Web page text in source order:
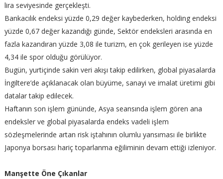
lira seviyesinde gerçekleşti.
Bankacılık endeksi yüzde 0,29 değer kaybederken, holding endeksi
yüzde 0,67 değer kazandığı günde, Sektör endeksleri arasında en
fazla kazandıran yüzde 3,08 ile turizm, en çok gerileyen ise yüzde
4,34 ile spor olduğu görülüyor.
Bugün, yurtiçinde sakin veri akışı takip edilirken, global piyasalarda
İngiltere’de açıklanacak olan büyüme, sanayi ve imalat üretimi gibi
datalar takip edilecek.
Haftanın son işlem gününde, Asya seansında işlem gören ana
endeksler ve global piyasalarda endeks vadeli işlem
sözleşmelerinde artan risk iştahının olumlu yansıması ile birlikte
Japonya borsası hariç toparlanma eğiliminin devam ettiği izleniyor.
Manşette Öne Çıkanlar